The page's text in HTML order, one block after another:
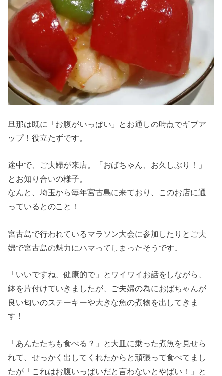
旦那は既に「お腹がいっぱい」とお通しの時点でギブア
ップ！役立たずです。
途中で、ご夫婦が来店。「おばちゃん、お久しぶり！」
とお知り合いの様子。
なんと、埼玉から毎年宮古島に来ており、このお店に通
っているとのこと！
宮古島で行われているマラソン大会に参加したりとご夫
婦で宮古島の魅力にハマってしまったそうです。
「いいですね、健康的で」とワイワイお話をしながら、
鉢を片付けていきましたが、ご夫婦の為におばちゃんが
良い匂いのステーキーや大きな魚の煮物を出してきま
す！
「あんたたちも食べる？」と大皿に乗った煮魚を見せら
れて、せっかく出してくれたからと頑張って食べてまし
たが「これはお腹いっぱいだと言わないとやばい！」と